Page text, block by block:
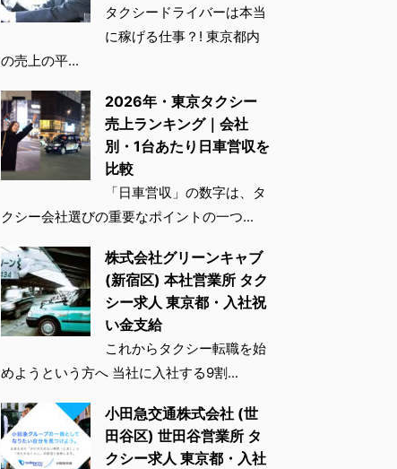
タクシードライバーは本当
に稼げる仕事？! 東京都内
の売上の平...
2026年・東京タクシー
売上ランキング｜会社
別・1台あたり日車営収を
比較
「日車営収」の数字は、タ
クシー会社選びの重要なポイントの一つ...
株式会社グリーンキャブ
(新宿区) 本社営業所 タク
シー求人 東京都・入社祝
い金支給
これからタクシー転職を始
めようという方へ 当社に入社する9割...
小田急交通株式会社 (世
田谷区) 世田谷営業所 タ
クシー求人 東京都・入社